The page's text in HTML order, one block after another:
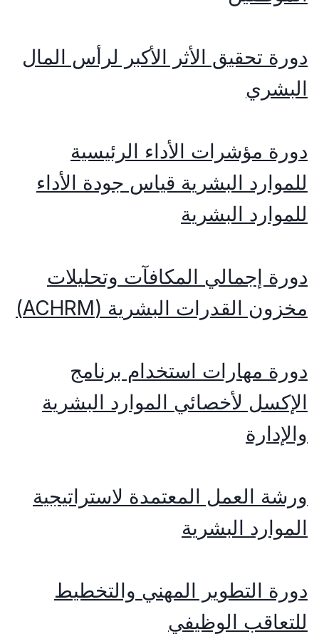
دورة تحقيق الأثر الأكبر لرأس المال
البشري
دورة مؤشرات الأداء الرئيسية
للموارد البشرية قياس جودة الأداء
للموارد البشرية
دورة إجمالي المكافآت وتحليلات
مخزون القدرات البشرية (ACHRM)
دورة مهارات استخدام برنامج
الإكسل لأخصائي الموارد البشرية
والإدارة
ورشة العمل المعتمدة لاستراتيجية
الموارد البشرية
دورة التطوير المهني والتخطيط
للتعاقب الوظيفي